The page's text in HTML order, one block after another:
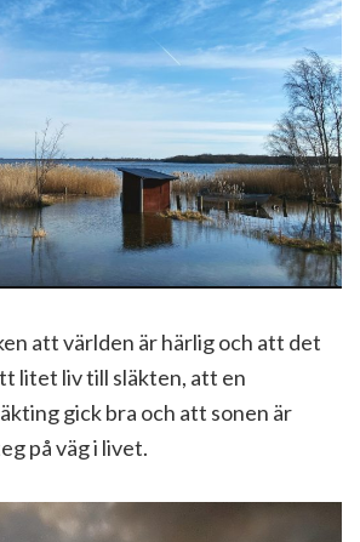
att världen är härlig och att det
litet liv till släkten, att en
gick bra och att sonen är
på väg i livet.